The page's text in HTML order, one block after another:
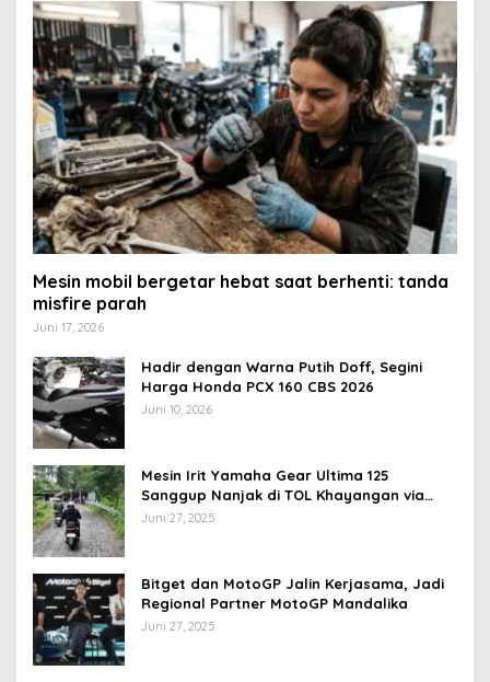
Mesin mobil bergetar hebat saat berhenti: tanda
misfire parah
Juni 17, 2026
Hadir dengan Warna Putih Doff, Segini
Harga Honda PCX 160 CBS 2026
Juni 10, 2026
Mesin Irit Yamaha Gear Ultima 125
Sanggup Nanjak di TOL Khayangan via
Krakalan?
Juni 27, 2025
Bitget dan MotoGP Jalin Kerjasama, Jadi
Regional Partner MotoGP Mandalika
Juni 27, 2025